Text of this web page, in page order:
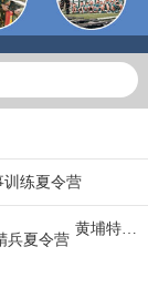
训练夏令营
黄埔特战精兵夏令营